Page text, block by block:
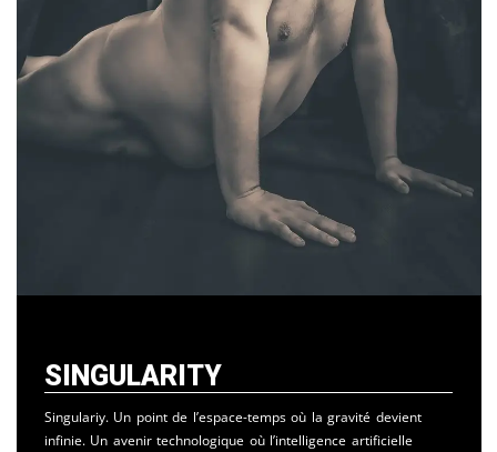
Singularity
Singulariy. Un point de l’espace-temps où la gravité devient
infinie. Un avenir technologique où l’intelligence artificielle